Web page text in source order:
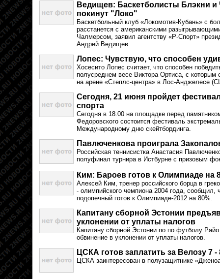
Ведищев: Баскетболисты Блэкни и
покинут "Локо"
Баскетбольный клуб «Локомотив-Кубань» с
расстанется с американскими
Чалмерсом, заявил агентству «Р-Спорт»
Андрей Ведищев.
Лопес: Чувствую, что способен
Хосесито Лопес считает, что способен
полусреднем весе Виктора Ортиса, с которым
на арене «Степлс-центра» в Лос-Анджелесе
Сегодня, 21 июня пройдет
спорта
Сегодня в 18.00 на площадке перед
Федоровского состоится фестиваль
Международному дню скейтбординга.
Павлюченкова проиграла
Российская теннисистка Анастасия
полуфинал турнира в Истбурне с призовым
Ким: Бароев готов к Олимпиаде на
Алексей Ким, тренер российского борца в
- олимпийского чемпиона 2004 года, сообщил,
подопечный готов к Олимпиаде-2012 на 80%.
Капитану сборной Эстонии
уклонении от уплаты налогов
Капитану сборной Эстонии по по футболу
обвинение в уклонении от уплаты налогов.
ЦСКА готов заплатить за Велозу 7
ЦСКА заинтересован в полузащитнике